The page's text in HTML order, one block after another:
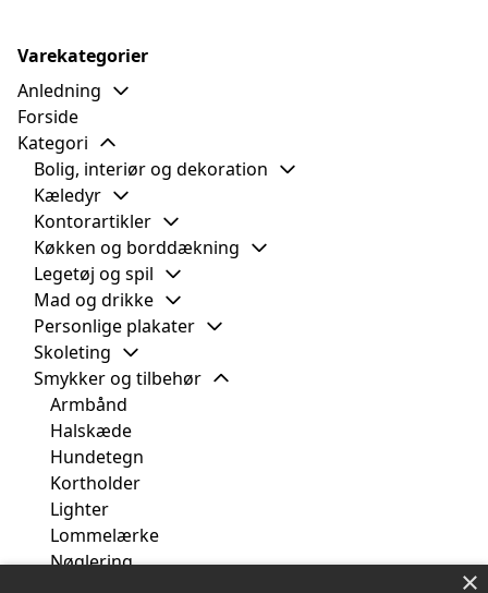
Varekategorier
Anledning
Forside
Kategori
Bolig, interiør og dekoration
Kæledyr
Kontorartikler
Køkken og borddækning
Legetøj og spil
Mad og drikke
Personlige plakater
Skoleting
Smykker og tilbehør
Armbånd
Halskæde
Hundetegn
Kortholder
Lighter
Lommelærke
Nøglering
×